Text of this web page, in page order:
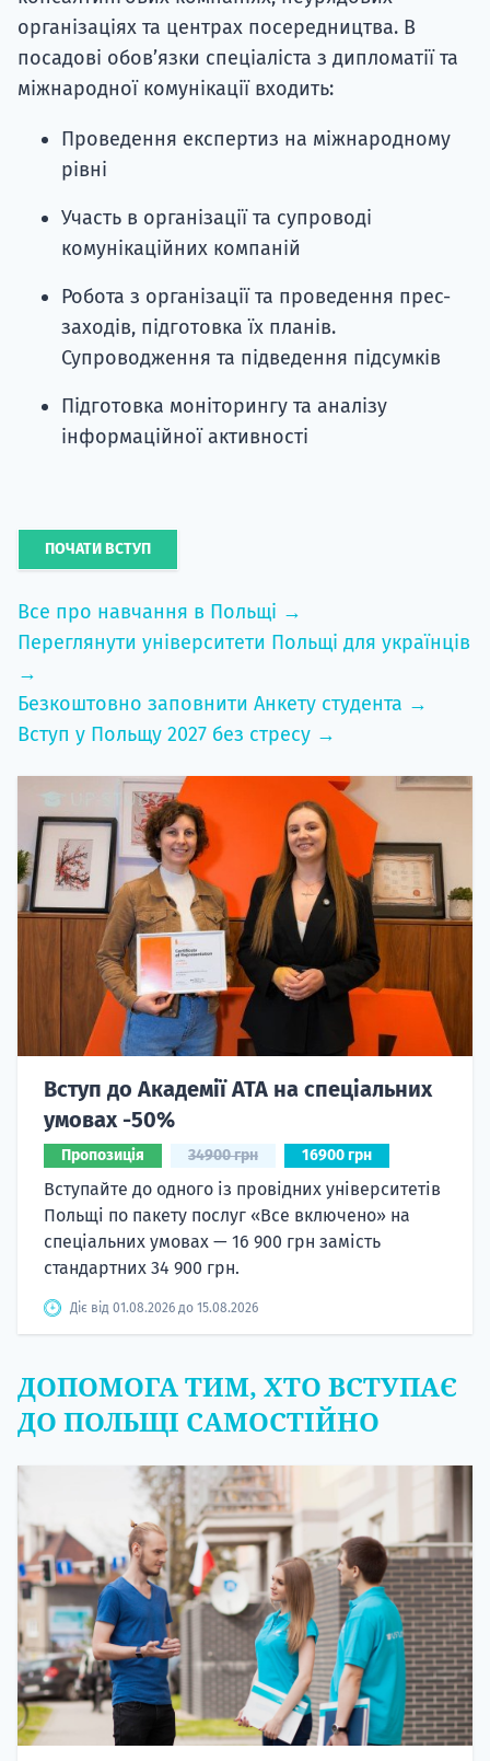
організаціях та центрах посередництва. В
посадові обов’язки спеціаліста з дипломатії та
міжнародної комунікації входить:
Проведення експертиз на міжнародному
рівні
Участь в організації та супроводі
комунікаційних компаній
Робота з організації та проведення прес-
заходів, підготовка їх планів.
Супроводження та підведення підсумків
Підготовка моніторингу та аналізу
інформаційної активності
ПОЧАТИ ВСТУП
Все про навчання в Польщі →
Переглянути університети Польщі для українців
→
Безкоштовно заповнити Анкету студента →
Вступ у Польщу 2027 без стресу →
Вступ до Академії ATA на спеціальних
умовах -50%
Пропозиція 34900 грн 16900 грн
Вступайте до одного із провідних університетів
Польщі по пакету послуг «Все включено» на
спеціальних умовах — 16 900 грн замість
стандартних 34 900 грн.
Діє від 01.08.2026 до 15.08.2026
ДОПОМОГА ТИМ, ХТО ВСТУПАЄ
ДО ПОЛЬЩІ САМОСТІЙНО